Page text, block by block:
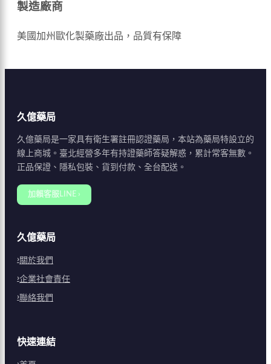
製造廠商
美國加州歐化製藥廠出品，品質有保障
久億藥局
久億藥局是一家具有衛生署註冊認證藥局，本站為藥局特設立的
線上商城。臺北經營多年有持證藥師答疑解惑，累計常客無數。
正品保證、隱私包裝、貨到付款、全台配送。
加賴客服LINE ›
久億藥局
關於我們
企業社會責任
聯絡我們
快速連結